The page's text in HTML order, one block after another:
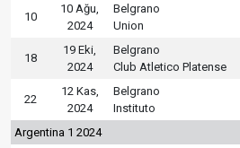
10
10 Ağu,
2024
Belgrano
Union
18
19 Eki,
2024
Belgrano
Club Atletico Platense
22
12 Kas,
2024
Belgrano
Instituto
Argentina 1 2024